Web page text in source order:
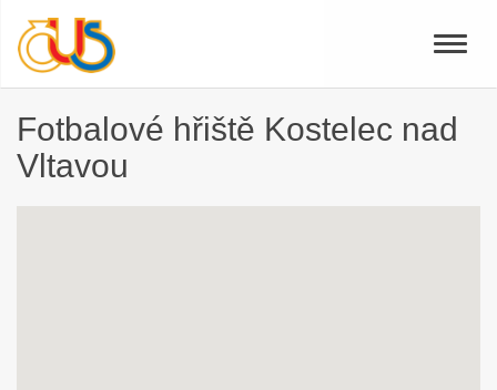
Toggle
Fotbalové hřiště Kostelec nad
Vltavou